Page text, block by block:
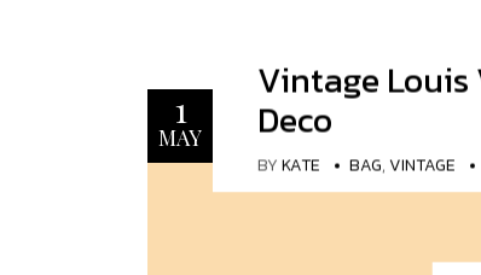
1
MAY
Vintage
Deco
BYKATE BAG, VINTAGE